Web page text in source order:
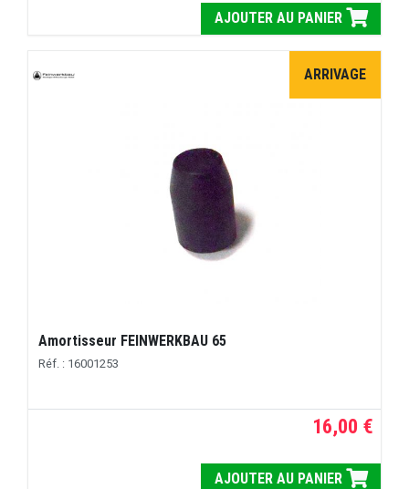
AJOUTER AU PANIER
ARRIVAGE
Amortisseur FEINWERKBAU 65
Réf. : 16001253
16,00 €
AJOUTER AU PANIER